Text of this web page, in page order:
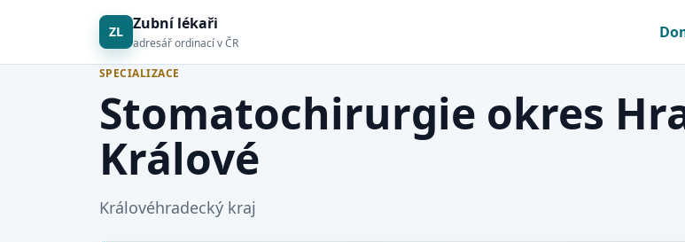
ZL Zubní lékaři
adresář ordinací v ČR
SPECIALIZACE
Stomatochirurgie okres
Králové
Královéhradecký kraj